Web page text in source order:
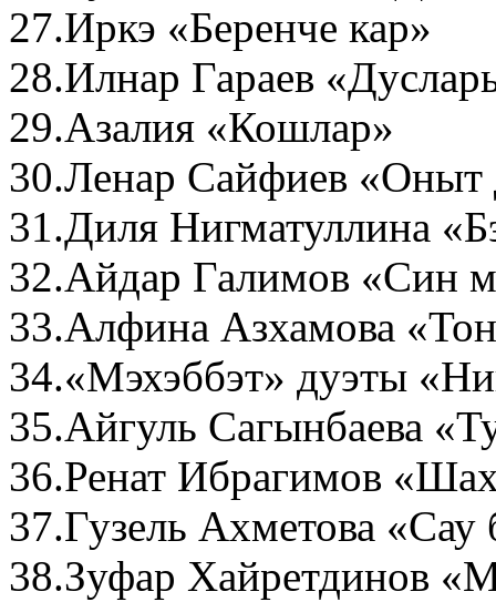
27.Иркэ «Беренче кар»
28.Илнар Гараев
29.Азалия «Кошлар»
30.Ленар Сайфиев «Оныт
31.Диля Нигматуллина
32.Айдар Галимов «Син
33.Алфина Азхамова
34.«Мэхэббэт» дуэты
35.Айгуль Сагынбаева
36.Ренат Ибрагимов
37.Гузель Ахметова «Сау
38.Зуфар Хайретдинов